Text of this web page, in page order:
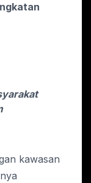
kawasan